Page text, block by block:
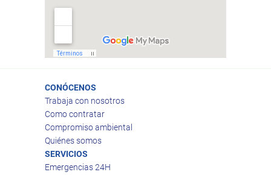
CONÓCENOS
Trabaja con nosotros
Como contratar
Compromiso ambiental
Quiénes somos
SERVICIOS
Emergencias 24H